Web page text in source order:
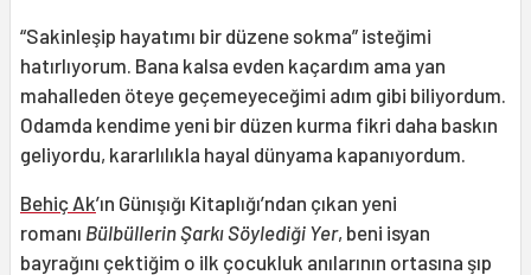
“Sakinleşip hayatımı bir düzene sokma” isteğimi
hatırlıyorum. Bana kalsa evden kaçardım ama yan
mahalleden öteye geçemeyeceğimi adım gibi biliyordum.
Odamda kendime yeni bir düzen kurma fikri daha baskın
geliyordu, kararlılıkla hayal dünyama kapanıyordum.
Behiç Ak’ın Günışığı Kitaplığı’ndan çıkan yeni
romanı Bülbüllerin Şarkı Söylediği Yer, beni isyan
bayrağını çektiğim o ilk çocukluk anılarının ortasına şıp